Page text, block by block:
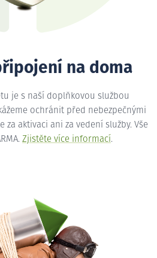
na doma
je s naší doplňkovou službou
ochránit před nebezpečnými
za aktivaci ani za vedení služby. Vše
Zjistěte více informací.